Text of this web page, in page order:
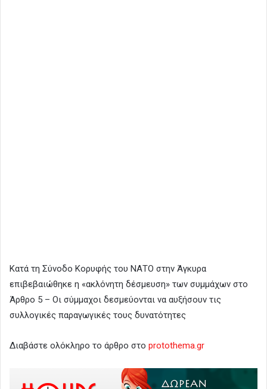
Κατά τη Σύνοδο Κορυφής του ΝΑΤΟ στην Άγκυρα
επιβεβαιώθηκε η «ακλόνητη δέσμευση» των συμμάχων στο
Άρθρο 5 – Οι σύμμαχοι δεσμεύονται να αυξήσουν τις
συλλογικές παραγωγικές τους δυνατότητες
Διαβάστε ολόκληρο το άρθρο στο protothema.gr